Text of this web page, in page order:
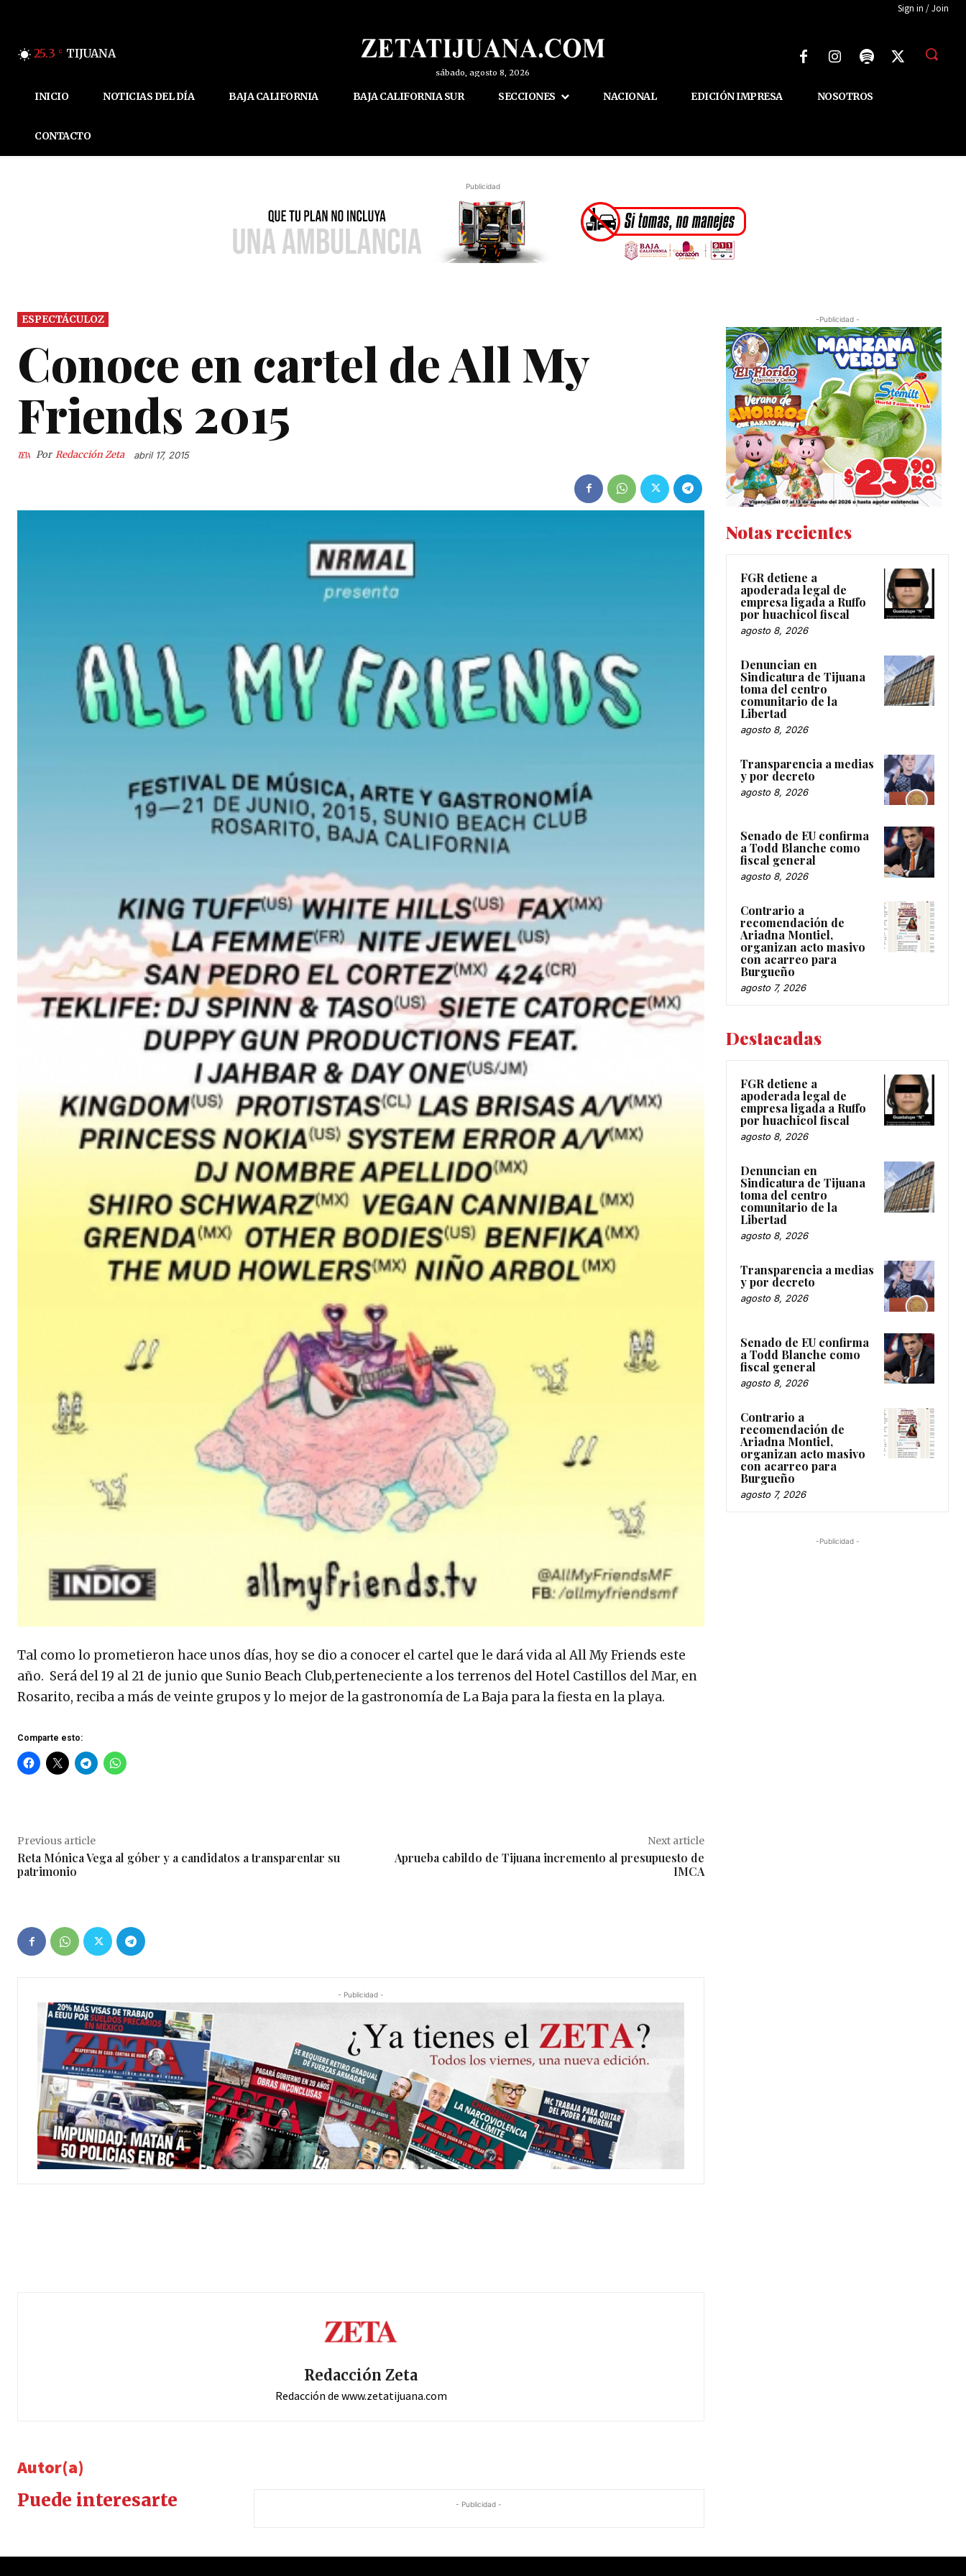
Sign in / Join
25.3 C TIJUANA
sábado, agosto 8, 2026
INICIO NOTICIAS DEL DÍA BAJA CALIFORNIA BAJA CALIFORNIA SUR SECCIONES NACIONAL EDICIÓN IMPRESA NOSOTROS
CONTACTO
Publicidad
ESPECTÁCULOZ
Conoce en cartel de All My
Friends 2015
Por Redacción Zeta abril 17, 2015
Tal como lo prometieron hace unos días, hoy se dio a conocer el cartel que le dará vida al All My Friends este
año. Será del 19 al 21 de junio que Sunio Beach Club,perteneciente a los terrenos del Hotel Castillos del Mar, en
Rosarito, reciba a más de veinte grupos y lo mejor de la gastronomía de La Baja para la fiesta en la playa.
Comparte esto:
Previous article
Reta Mónica Vega al góber y a candidatos a transparentar su
patrimonio
Next article
Aprueba cabildo de Tijuana incremento al presupuesto de
IMCA
- Publicidad -
Redacción Zeta
Redacción de www.zetatijuana.com
Autor(a)
Puede interesarte
- Publicidad -
-Publicidad -
Notas recientes
FGR detiene a
apoderada legal de
empresa ligada a Ruffo
por huachicol fiscal
agosto 8, 2026
Denuncian en
Sindicatura de Tijuana
toma del centro
comunitario de la
Libertad
agosto 8, 2026
Transparencia a medias
y por decreto
agosto 8, 2026
Senado de EU confirma
a Todd Blanche como
fiscal general
agosto 8, 2026
Contrario a
recomendación de
Ariadna Montiel,
organizan acto masivo
con acarreo para
Burgueño
agosto 7, 2026
Destacadas
FGR detiene a
apoderada legal de
empresa ligada a Ruffo
por huachicol fiscal
agosto 8, 2026
Denuncian en
Sindicatura de Tijuana
toma del centro
comunitario de la
Libertad
agosto 8, 2026
Transparencia a medias
y por decreto
agosto 8, 2026
Senado de EU confirma
a Todd Blanche como
fiscal general
agosto 8, 2026
Contrario a
recomendación de
Ariadna Montiel,
organizan acto masivo
con acarreo para
Burgueño
agosto 7, 2026
-Publicidad -